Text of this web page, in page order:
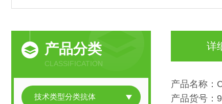
产品分类
CLASSIFICATION
技术类型分类抗体
详
产品名称：
产品货号：